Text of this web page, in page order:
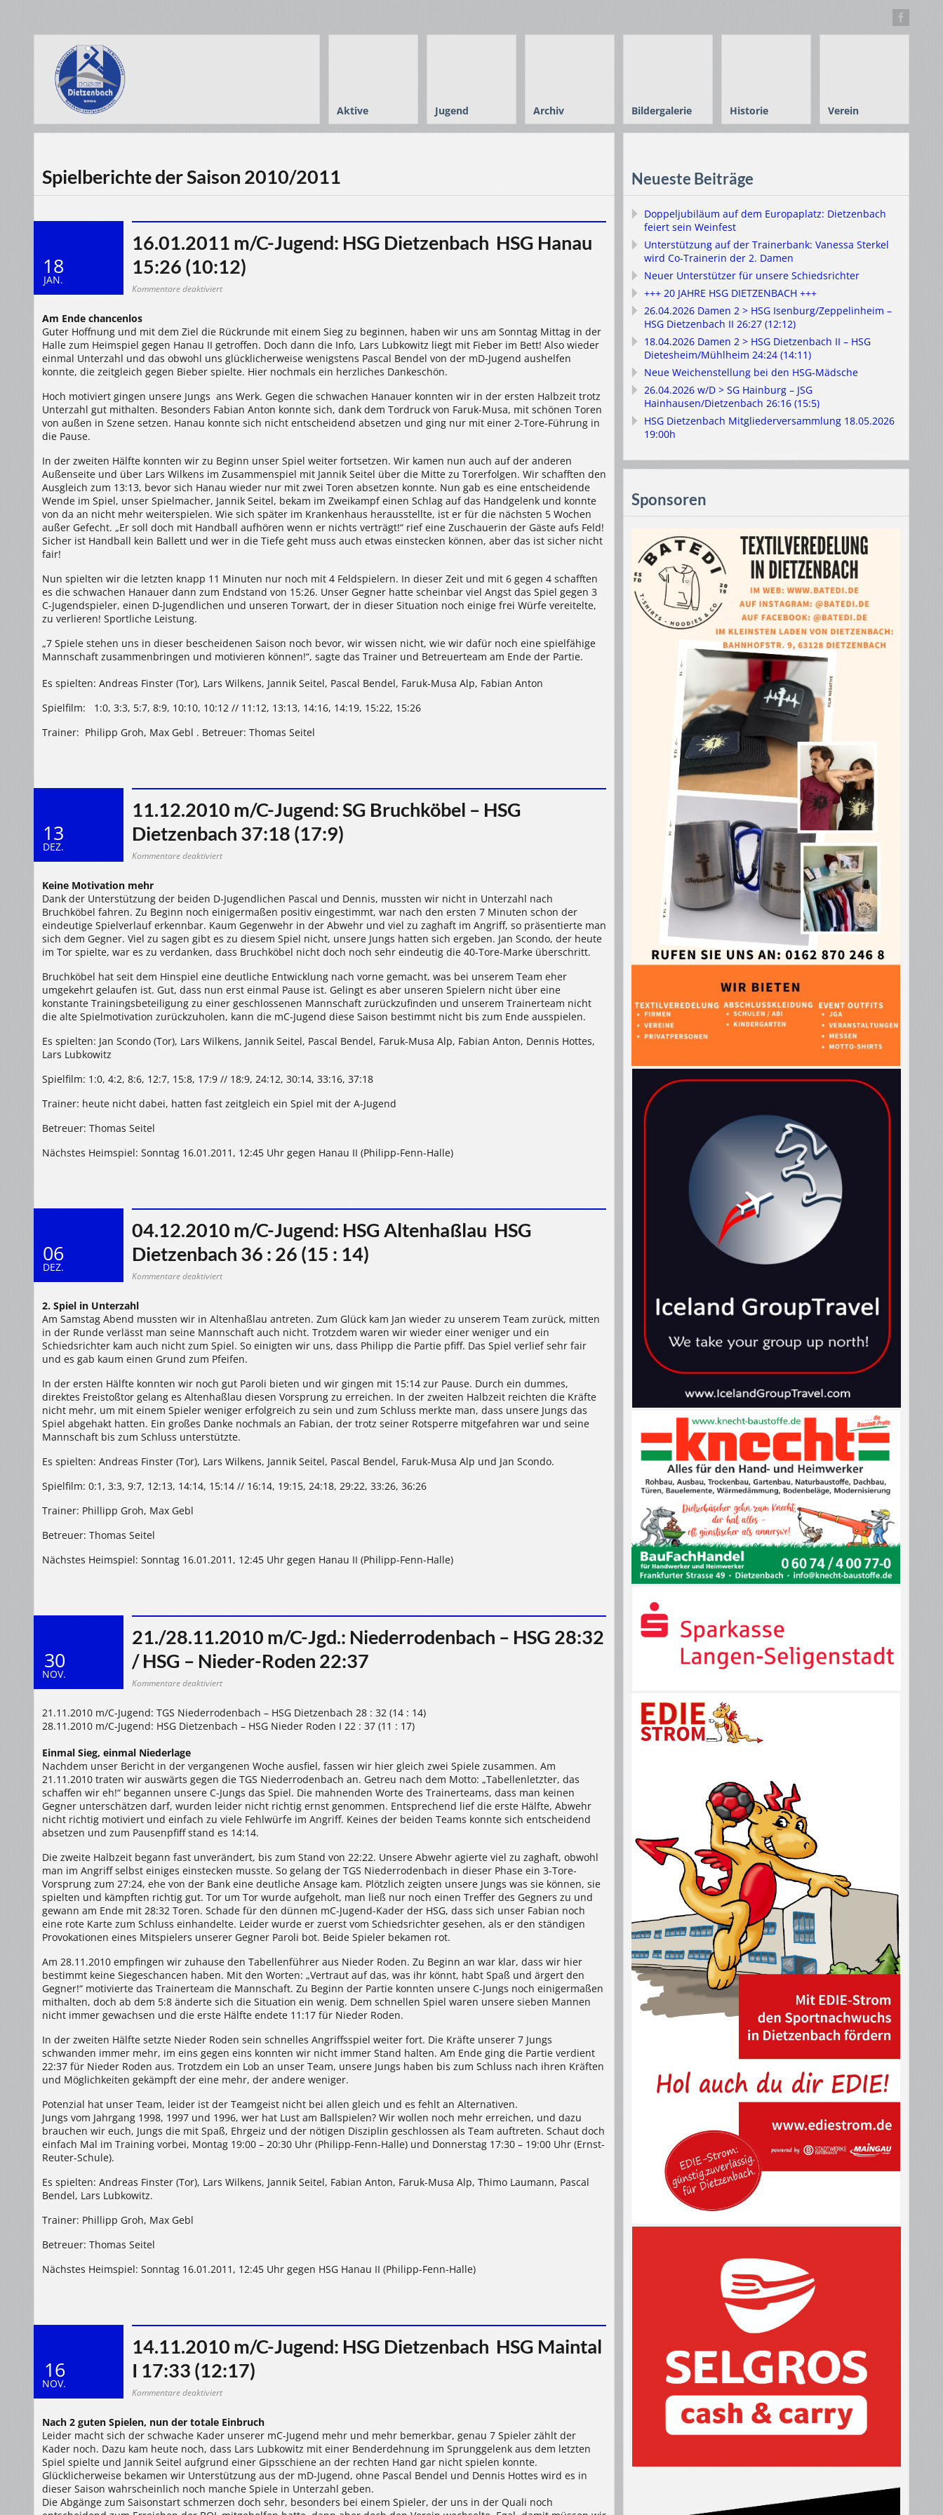
Aktive Jugend Archiv Bildergalerie Historie Verein
Spielberichte der Saison 2010/2011
18
JAN.
16.01.2011 m/C-Jugend: HSG Dietzenbach  HSG Hanau
15:26 (10:12)
Kommentare deaktiviertfür
Dietzenbach
HSG
Hanau
15:26
(10:12)
Am Ende chancenlos
Guter Hoffnung und mit dem Ziel die Rückrunde mit einem Sieg zu beginnen, haben wir uns am Sonntag Mittag in der
Halle zum Heimspiel gegen Hanau II getroffen. Doch dann die Info, Lars Lubkowitz liegt mit Fieber im Bett! Also wieder
einmal Unterzahl und das obwohl uns glücklicherweise wenigstens Pascal Bendel von der mD-Jugend aushelfen
konnte, die zeitgleich gegen Bieber spielte. Hier nochmals ein herzliches Dankeschön.
Hoch motiviert gingen unsere Jungs ans Werk. Gegen die schwachen Hanauer konnten wir in der ersten Halbzeit trotz
Unterzahl gut mithalten. Besonders Fabian Anton konnte sich, dank dem Tordruck von Faruk-Musa, mit schönen Toren
von außen in Szene setzen. Hanau konnte sich nicht entscheidend absetzen und ging nur mit einer 2-Tore-Führung in
die Pause.
In der zweiten Hälfte konnten wir zu Beginn unser Spiel weiter fortsetzen. Wir kamen nun auch auf der anderen
Außenseite und über Lars Wilkens im Zusammenspiel mit Jannik Seitel über die Mitte zu Torerfolgen. Wir schafften den
Ausgleich zum 13:13, bevor sich Hanau wieder nur mit zwei Toren absetzen konnte. Nun gab es eine entscheidende
Wende im Spiel, unser Spielmacher, Jannik Seitel, bekam im Zweikampf einen Schlag auf das Handgelenk und konnte
von da an nicht mehr weiterspielen. Wie sich später im Krankenhaus herausstellte, ist er für die nächsten 5 Wochen
außer Gefecht. „Er soll doch mit Handball aufhören wenn er nichts verträgt!“ rief eine Zuschauerin der Gäste aufs Feld!
Sicher ist Handball kein Ballett und wer in die Tiefe geht muss auch etwas einstecken können, aber das ist sicher nicht
fair!
Nun spielten wir die letzten knapp 11 Minuten nur noch mit 4 Feldspielern. In dieser Zeit und mit 6 gegen 4 schafften
es die schwachen Hanauer dann zum Endstand von 15:26. Unser Gegner hatte scheinbar viel Angst das Spiel gegen 3
C-Jugendspieler, einen D-Jugendlichen und unseren Torwart, der in dieser Situation noch einige frei Würfe vereitelte,
zu verlieren! Sportliche Leistung.
„7 Spiele stehen uns in dieser bescheidenen Saison noch bevor, wir wissen nicht, wie wir dafür noch eine spielfähige
Mannschaft zusammenbringen und motivieren können!“, sagte das Trainer und Betreuerteam am Ende der Partie.
Es spielten: Andreas Finster (Tor), Lars Wilkens, Jannik Seitel, Pascal Bendel, Faruk-Musa Alp, Fabian Anton
Spielfilm: 1:0, 3:3, 5:7, 8:9, 10:10, 10:12 // 11:12, 13:13, 14:16, 14:19, 15:22, 15:26
Trainer: Philipp Groh, Max Gebl . Betreuer: Thomas Seitel
13
DEZ.
11.12.2010 m/C-Jugend: SG Bruchköbel – HSG
Dietzenbach 37:18 (17:9)
Kommentare deaktiviertfür
Bruchköbel
–
HSG
Dietzenbach
37:18
(17:9)
Keine Motivation mehr
Dank der Unterstützung der beiden D-Jugendlichen Pascal und Dennis, mussten wir nicht in Unterzahl nach
Bruchköbel fahren. Zu Beginn noch einigermaßen positiv eingestimmt, war nach den ersten 7 Minuten schon der
eindeutige Spielverlauf erkennbar. Kaum Gegenwehr in der Abwehr und viel zu zaghaft im Angriff, so präsentierte man
sich dem Gegner. Viel zu sagen gibt es zu diesem Spiel nicht, unsere Jungs hatten sich ergeben. Jan Scondo, der heute
im Tor spielte, war es zu verdanken, dass Bruchköbel nicht doch noch sehr eindeutig die 40-Tore-Marke überschritt.
Bruchköbel hat seit dem Hinspiel eine deutliche Entwicklung nach vorne gemacht, was bei unserem Team eher
umgekehrt gelaufen ist. Gut, dass nun erst einmal Pause ist. Gelingt es aber unseren Spielern nicht über eine
konstante Trainingsbeteiligung zu einer geschlossenen Mannschaft zurückzufinden und unserem Trainerteam nicht
die alte Spielmotivation zurückzuholen, kann die mC-Jugend diese Saison bestimmt nicht bis zum Ende ausspielen.
Es spielten: Jan Scondo (Tor), Lars Wilkens, Jannik Seitel, Pascal Bendel, Faruk-Musa Alp, Fabian Anton, Dennis Hottes,
Lars Lubkowitz
Spielfilm: 1:0, 4:2, 8:6, 12:7, 15:8, 17:9 // 18:9, 24:12, 30:14, 33:16, 37:18
Trainer: heute nicht dabei, hatten fast zeitgleich ein Spiel mit der A-Jugend
Betreuer: Thomas Seitel
Nächstes Heimspiel: Sonntag 16.01.2011, 12:45 Uhr gegen Hanau II (Philipp-Fenn-Halle)
06
DEZ.
04.12.2010 m/C-Jugend: HSG Altenhaßlau  HSG
Dietzenbach 36 : 26 (15 : 14)
Kommentare deaktiviertfür
Altenhaßlau
HSG
Dietzenbach
36
:
26
14)
2. Spiel in Unterzahl
Am Samstag Abend mussten wir in Altenhaßlau antreten. Zum Glück kam Jan wieder zu unserem Team zurück, mitten
in der Runde verlässt man seine Mannschaft auch nicht. Trotzdem waren wir wieder einer weniger und ein
Schiedsrichter kam auch nicht zum Spiel. So einigten wir uns, dass Philipp die Partie pfiff. Das Spiel verlief sehr fair
und es gab kaum einen Grund zum Pfeifen.
In der ersten Hälfte konnten wir noch gut Paroli bieten und wir gingen mit 15:14 zur Pause. Durch ein dummes,
direktes Freistoßtor gelang es Altenhaßlau diesen Vorsprung zu erreichen. In der zweiten Halbzeit reichten die Kräfte
nicht mehr, um mit einem Spieler weniger erfolgreich zu sein und zum Schluss merkte man, dass unsere Jungs das
Spiel abgehakt hatten. Ein großes Danke nochmals an Fabian, der trotz seiner Rotsperre mitgefahren war und seine
Mannschaft bis zum Schluss unterstützte.
Es spielten: Andreas Finster (Tor), Lars Wilkens, Jannik Seitel, Pascal Bendel, Faruk-Musa Alp und Jan Scondo.
Spielfilm: 0:1, 3:3, 9:7, 12:13, 14:14, 15:14 // 16:14, 19:15, 24:18, 29:22, 33:26, 36:26
Trainer: Phillipp Groh, Max Gebl
Betreuer: Thomas Seitel
Nächstes Heimspiel: Sonntag 16.01.2011, 12:45 Uhr gegen Hanau II (Philipp-Fenn-Halle)
30
NOV.
21./28.11.2010 m/C-Jgd.: Niederrodenbach – HSG 28:32
/ HSG – Nieder-Roden 22:37
Kommentare deaktiviertfür
Niederrodenbach
HSG
Nieder-
Roden
22:37
21.11.2010 m/C-Jugend: TGS Niederrodenbach – HSG Dietzenbach 28 : 32 (14 : 14)
28.11.2010 m/C-Jugend: HSG Dietzenbach – HSG Nieder Roden I 22 : 37 (11 : 17)
Einmal Sieg, einmal Niederlage
Nachdem unser Bericht in der vergangenen Woche ausfiel, fassen wir hier gleich zwei Spiele zusammen. Am
21.11.2010 traten wir auswärts gegen die TGS Niederrodenbach an. Getreu nach dem Motto: „Tabellenletzter, das
schaffen wir eh!“ begannen unsere C-Jungs das Spiel. Die mahnenden Worte des Trainerteams, dass man keinen
Gegner unterschätzen darf, wurden leider nicht richtig ernst genommen. Entsprechend lief die erste Hälfte, Abwehr
nicht richtig motiviert und einfach zu viele Fehlwürfe im Angriff. Keines der beiden Teams konnte sich entscheidend
absetzen und zum Pausenpfiff stand es 14:14.
Die zweite Halbzeit begann fast unverändert, bis zum Stand von 22:22. Unsere Abwehr agierte viel zu zaghaft, obwohl
man im Angriff selbst einiges einstecken musste. So gelang der TGS Niederrodenbach in dieser Phase ein 3-Tore-
Vorsprung zum 27:24, ehe von der Bank eine deutliche Ansage kam. Plötzlich zeigten unsere Jungs was sie können, sie
spielten und kämpften richtig gut. Tor um Tor wurde aufgeholt, man ließ nur noch einen Treffer des Gegners zu und
gewann am Ende mit 28:32 Toren. Schade für den dünnen mC-Jugend-Kader der HSG, dass sich unser Fabian noch
eine rote Karte zum Schluss einhandelte. Leider wurde er zuerst vom Schiedsrichter gesehen, als er den ständigen
Provokationen eines Mitspielers unserer Gegner Paroli bot. Beide Spieler bekamen rot.
Am 28.11.2010 empfingen wir zuhause den Tabellenführer aus Nieder Roden. Zu Beginn an war klar, dass wir hier
bestimmt keine Siegeschancen haben. Mit den Worten: „Vertraut auf das, was ihr könnt, habt Spaß und ärgert den
Gegner!“ motivierte das Trainerteam die Mannschaft. Zu Beginn der Partie konnten unsere C-Jungs noch einigermaßen
mithalten, doch ab dem 5:8 änderte sich die Situation ein wenig. Dem schnellen Spiel waren unsere sieben Mannen
nicht immer gewachsen und die erste Hälfte endete 11:17 für Nieder Roden.
In der zweiten Hälfte setzte Nieder Roden sein schnelles Angriffsspiel weiter fort. Die Kräfte unserer 7 Jungs
schwanden immer mehr, im eins gegen eins konnten wir nicht immer Stand halten. Am Ende ging die Partie verdient
22:37 für Nieder Roden aus. Trotzdem ein Lob an unser Team, unsere Jungs haben bis zum Schluss nach ihren Kräften
und Möglichkeiten gekämpft der eine mehr, der andere weniger.
Potenzial hat unser Team, leider ist der Teamgeist nicht bei allen gleich und es fehlt an Alternativen.
Jungs vom Jahrgang 1998, 1997 und 1996, wer hat Lust am Ballspielen? Wir wollen noch mehr erreichen, und dazu
brauchen wir euch, Jungs die mit Spaß, Ehrgeiz und der nötigen Disziplin geschlossen als Team auftreten. Schaut doch
einfach Mal im Training vorbei, Montag 19:00 – 20:30 Uhr (Philipp-Fenn-Halle) und Donnerstag 17:30 – 19:00 Uhr (Ernst-
Reuter-Schule).
Es spielten: Andreas Finster (Tor), Lars Wilkens, Jannik Seitel, Fabian Anton, Faruk-Musa Alp, Thimo Laumann, Pascal
Bendel, Lars Lubkowitz.
Trainer: Phillipp Groh, Max Gebl
Betreuer: Thomas Seitel
Nächstes Heimspiel: Sonntag 16.01.2011, 12:45 Uhr gegen HSG Hanau II (Philipp-Fenn-Halle)
16
NOV.
14.11.2010 m/C-Jugend: HSG Dietzenbach  HSG Maintal
I 17:33 (12:17)
Kommentare deaktiviertfür
HSG
HSG
Maintal
I
17:33
(12:17)
Nach 2 guten Spielen, nun der totale Einbruch
Leider macht sich der schwache Kader unserer mC-Jugend mehr und mehr bemerkbar, genau 7 Spieler zählt der
Kader noch. Dazu kam heute noch, dass Lars Lubkowitz mit einer Benderdehnung im Sprunggelenk aus dem letzten
Spiel spielte und Jannik Seitel aufgrund einer Gipsschiene an der rechten Hand gar nicht spielen konnte.
Glücklicherweise bekamen wir Unterstützung aus der mD-Jugend, ohne Pascal Bendel und Dennis Hottes wird es in
dieser Saison wahrscheinlich noch manche Spiele in Unterzahl geben.
Die Abgänge zum Saisonstart schmerzen doch sehr, besonders bei einem Spieler, der uns in der Quali noch
Neueste Beiträge
Doppeljubiläum auf dem Europaplatz: Dietzenbach
feiert sein Weinfest
Unterstützung auf der Trainerbank: Vanessa Sterkel
wird Co-Trainerin der 2. Damen
Neuer Unterstützer für unsere Schiedsrichter
+++ 20 JAHRE HSG DIETZENBACH +++
26.04.2026 Damen 2 > HSG Isenburg/Zeppelinheim –
HSG Dietzenbach II 26:27 (12:12)
18.04.2026 Damen 2 > HSG Dietzenbach II – HSG
Dietesheim/Mühlheim 24:24 (14:11)
Neue Weichenstellung bei den HSG-Mädsche
26.04.2026 w/D > SG Hainburg – JSG
Hainhausen/Dietzenbach 26:16 (15:5)
HSG Dietzenbach Mitgliederversammlung 18.05.2026
19:00h
Sponsoren